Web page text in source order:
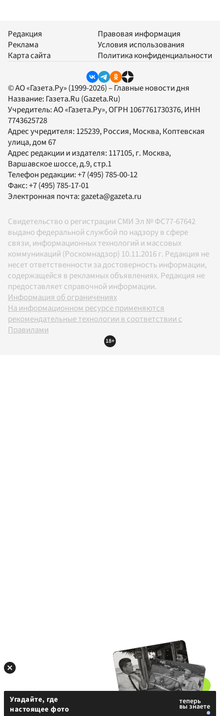
Редакция
Реклама
Карта сайта
Правовая информация
Условия использования
Политика конфиденциальности
© АО «Газета.Ру» (1999-2026) – Главные новости дня
Название: Газета.Ru (Gazeta.Ru)
Учредитель:АО «Газета.Ру», ОГРН 1067761730376, ИНН
7743625728
Адрес учредителя: 125239, Россия, Москва, Коптевская
улица, дом 67
Адрес редакции и издателя: 117105, г. Москва,
Варшавское шоссе, д.9, стр.1
Телефон редакции:+7 (495) 785-00-12
Факс:+7 (495) 785-17-01
Электронная почта:gazeta@gazeta.ru
Свидетельство о регистрации СМИ Эл № ФС77-67642
выдано федеральной службой по надзору в сфере
связи, информационных технологий и массовых
коммуникаций (Роскомнадзор) 10.11.2016 г. Редакция не
несет ответственности за достоверность информации,
содержащейся в рекламных объявлениях. Редакция не
предоставляет справочной информации.
Информация об ограничениях
На информационном ресурсе применяются
рекомендательные технологии в соответствии с
Правилами
18+
Угадайте, где
настоящее фото